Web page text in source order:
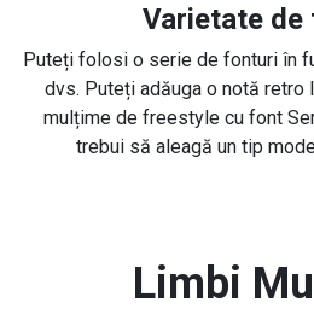
Varietate de
Puteți folosi o serie de fonturi în
dvs. Puteți adăuga o notă retro
mulțime de freestyle cu font
trebui să aleagă un tip
Limbi